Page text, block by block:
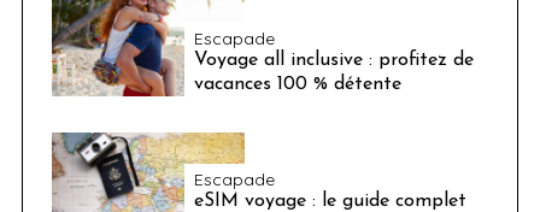
Escapade
Voyage all inclusive : profitez de
vacances 100 % détente
Escapade
eSIM voyage : le guide complet